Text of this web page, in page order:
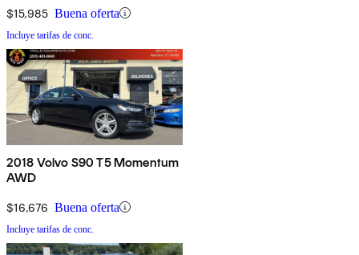
$15,985 Buena oferta
Incluye tarifas de conc.
2018 Volvo S90 T5 Momentum
AWD
$16,676 Buena oferta
Incluye tarifas de conc.